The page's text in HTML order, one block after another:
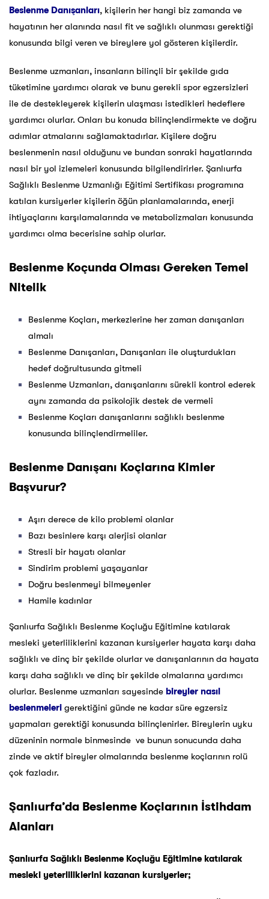
Beslenme Danışanları, kişilerin her hangi biz zamanda ve
hayatının her alanında nasıl fit ve sağlıklı olunması gerektiği
konusunda bilgi veren ve bireylere yol gösteren kişilerdir.
Beslenme uzmanları, insanların bilinçli bir şekilde gıda
tüketimine yardımcı olarak ve bunu gerekli spor egzersizleri
ile de destekleyerek kişilerin ulaşması istedikleri hedeflere
yardımcı olurlar. Onları bu konuda bilinçlendirmekte ve doğru
adımlar atmalarını sağlamaktadırlar. Kişilere doğru
beslenmenin nasıl olduğunu ve bundan sonraki hayatlarında
nasıl bir yol izlemeleri konusunda bilgilendirirler. Şanlıurfa
Sağlıklı Beslenme Uzmanlığı Eğitimi Sertifikası programına
katılan kursiyerler kişilerin öğün planlamalarında, enerji
ihtiyaçlarını karşılamalarında ve metabolizmaları konusunda
yardımcı olma becerisine sahip olurlar.
Beslenme Koçunda Olması Gereken Temel
Nitelik
Beslenme Koçları, merkezlerine her zaman danışanları
almalı
Beslenme Danışanları, Danışanları ile oluşturdukları
hedef doğrultusunda gitmeli
Beslenme Uzmanları, danışanlarını sürekli kontrol ederek
aynı zamanda da psikolojik destek de vermeli
Beslenme Koçları danışanlarını sağlıklı beslenme
konusunda bilinçlendirmeliler.
Beslenme Danışanı Koçlarına Kimler
Başvurur?
Aşırı derece de kilo problemi olanlar
Bazı besinlere karşı alerjisi olanlar
Stresli bir hayatı olanlar
Sindirim problemi yaşayanlar
Doğru beslenmeyi bilmeyenler
Hamile kadınlar
Şanlıurfa Sağlıklı Beslenme Koçluğu Eğitimine katılarak
mesleki yeterliliklerini kazanan kursiyerler hayata karşı daha
sağlıklı ve dinç bir şekilde olurlar ve danışanlarının da hayata
karşı daha sağlıklı ve dinç bir şekilde olmalarına yardımcı
olurlar. Beslenme uzmanları sayesinde bireyler nasıl
beslenmeleri gerektiğini günde ne kadar süre egzersiz
yapmaları gerektiği konusunda bilinçlenirler. Bireylerin uyku
düzeninin normale binmesinde ve bunun sonucunda daha
zinde ve aktif bireyler olmalarında beslenme koçlarının rolü
çok fazladır.
Şanlıurfa’da Beslenme Koçlarının İstihdam
Alanları
Şanlıurfa Sağlıklı Beslenme Koçluğu Eğitimine katılarak
mesleki yeterliliklerini kazanan kursiyerler;